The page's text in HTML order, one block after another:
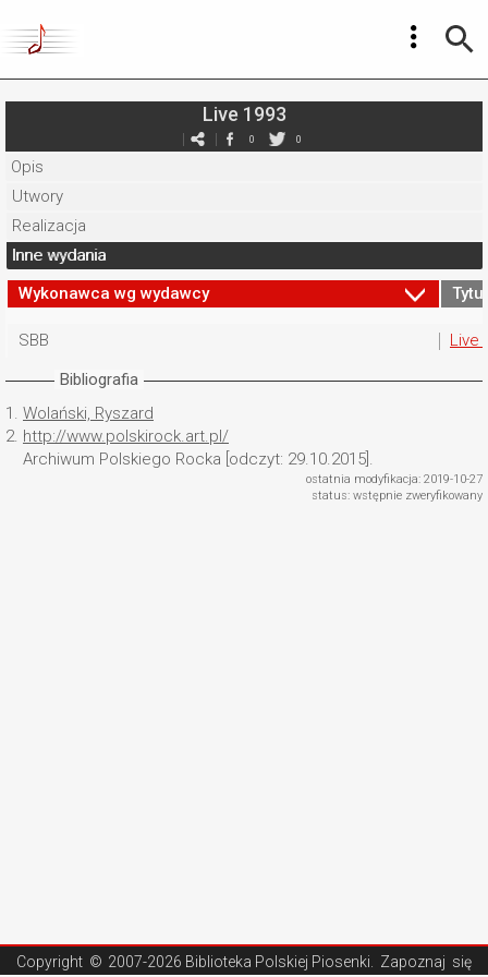
Live 1993
0 0
Opis
Utwory
Realizacja
Inne wydania
Wykonawca wg wydawcy
Tytuł
SBB
Live
Bibliografia
1. Wolański, Ryszard
2. http://www.polskirock.art.pl/
Archiwum Polskiego Rocka [odczyt: 29.10.2015].
ostatnia modyfikacja: 2019-10-27
status: wstępnie zweryfikowany
Copyright © 2007-2026 Biblioteka Polskiej Piosenki . Zapoznaj się